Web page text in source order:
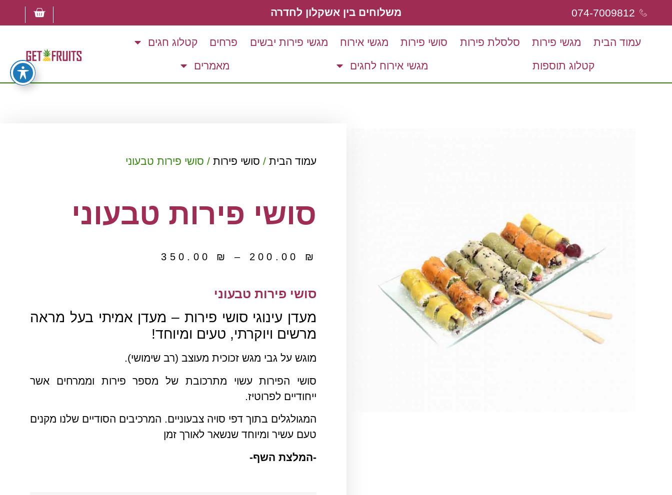
074-7009812 משלוחים בין אשקלון לחדרה
עמוד הבית מגשי פירות סלסלת פירות סושי פירות מגשי אירוח מגשי פירות יבשים פרחים קטלוג חגים
קטלוג תוספות מגשי אירוח לחגים מאמרים
עמוד הבית/ סושי פירות/ סושי פירות טבעוני
סושי פירות טבעוני
200.00 ₪
–
350.00 ₪
סושי פירות טבעוני
מעדן עינוגי סושי פירות – מעדן אמיתי בעל מראה
מרשים ויוקרתי, טעים ומיוחד!
מוגש על גבי מגש זכוכית מעוצב (רב שימושי).
סושי הפירות עשוי מתרכובת של מספר פירות וממרחים אשר
ייחודיים לפרוטיז.
המגולגלים בתוך דפי סויה צבעוניים. המרכיבים הסודיים שלנו מקנים
טעם עשיר ומיוחד שנשאר לאורך זמן
-המלצת השף-